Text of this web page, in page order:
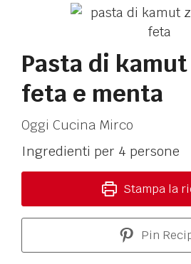
Pasta di
feta e menta
Oggi Cucina Mirco
Ingredienti per 4 persone
Stampa la
Pin